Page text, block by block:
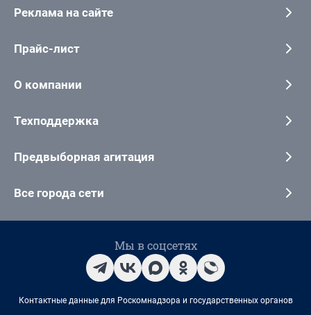
Реклама на сайте
Прайс-лист
О компании
Техподдержка
Предвыборная агитация
Все города сети
Мы в соцсетях
Контактные данные для Роскомнадзора и государственных органов